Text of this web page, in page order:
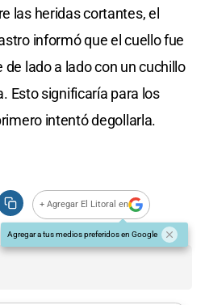
las heridas cortantes, el
informó que el cuello fue
lado a lado con un cuchillo
Esto significaría para los
intentó degollarla.
+ Agregar El Litoral en
Agregar a tus medios preferidos en Google